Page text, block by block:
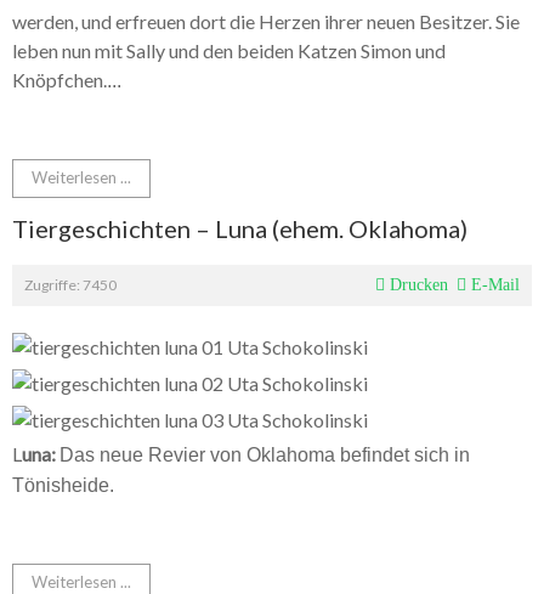
werden, und erfreuen dort die Herzen ihrer neuen Besitzer. Sie
leben nun mit Sally und den beiden Katzen Simon und
Knöpfchen....
Weiterlesen ...
Tiergeschichten – Luna (ehem. Oklahoma)
Zugriffe: 7450 Drucken E-Mail
Luna: Das neue Revier von Oklahoma befindet sich in
Tönisheide.
Weiterlesen ...